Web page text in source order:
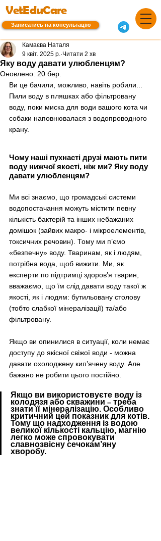
VetEduCare
Записатись на консультацію
Яку воду давати улюбленцям?
Камаєва Наталя
9 квіт. 2025 р. Читати 2 хв
Оновлено: 20 бер.
Ви це бачили, можливо, навіть робили...
Пили воду в пляшках або фільтровану
воду, поки миска для води вашого кота чи
собаки наповнювалася з водопроводного
крану.
Чому наші пухнасті друзі мають пити
воду нижчої якості, ніж ми? Яку воду
давати улюбленцям?
Ми всі знаємо, що громадські системи
водопостачання можуть містити певну
кількість бактерій та інших небажаних
домішок (зайвих макро- і мікроелементів,
токсичних речовин). Тому ми п’ємо
«безпечну» воду. Тваринам, як і людям,
потрібна вода, щоб вижити. Ми, як
експерти по підтримці здоров’я тварин,
вважаємо, що їм слід давати воду такої ж
якості, як і людям: бутильовану столову
(тобто слабкої мінералізації) та/або
фільтровану.
Якщо ви опинилися в ситуації, коли немає
доступу до якісної свіжої води - можна
давати охолоджену кип’ячену воду. Але
бажано не робити цього постійно.
Якщо ви використовуєте воду із
колодязя або скважини – треба
знати її мінералізацію. Особливо
критичний цей показник для котів.
Тому що надходження із водою
великої кількості кальцію, магнію
легко може спровокувати
славнозвісну сечокам’яну
хворобу.